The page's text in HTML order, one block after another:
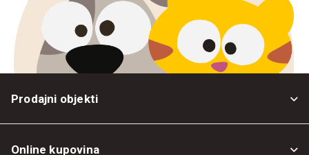
Prodajni objekti
Online kupovina